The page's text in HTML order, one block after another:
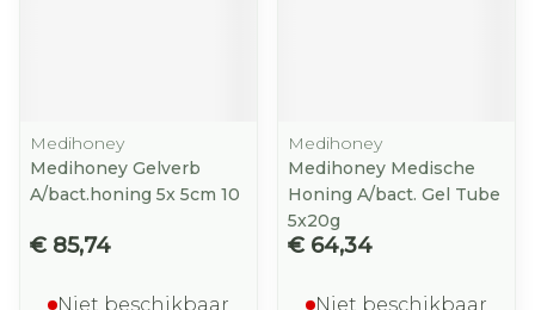
Medihoney
Medihoney Gelverb
A/bact.honing 5x 5cm 10
€ 85,74
Niet beschikbaar
Medihoney
Medihoney Medische
Honing A/bact. Gel Tube
5x20g
€ 64,34
Niet beschikbaar